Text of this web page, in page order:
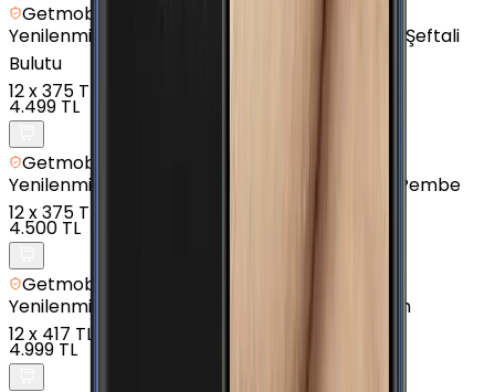
Getmobil Güvencesi
Yenilenmiş
Samsung Galaxy A5 2017 - 32 GB - Şeftali
Bulutu
12x375 TL
4.499 TL
Getmobil Güvencesi
Yenilenmiş
Samsung Galaxy J4 Plus - 16 GB - Pembe
12x375 TL
4.500 TL
Getmobil Güvencesi
Yenilenmiş
Samsung Galaxy A01 - 16 GB - Siyah
12x 417 TL
4.999 TL